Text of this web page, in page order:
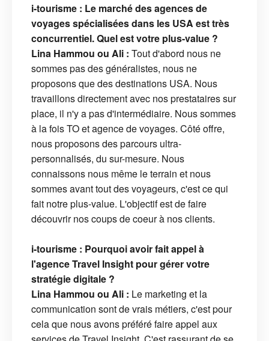
i-tourisme : Le marché des agences de
voyages spécialisées dans les USA est très
concurrentiel. Quel est votre plus-value ?
Lina Hammou ou Ali : Tout d'abord nous ne
sommes pas des généralistes, nous ne
proposons que des destinations USA. Nous
travaillons directement avec nos prestataires sur
place, il n'y a pas d'intermédiaire. Nous sommes
à la fois TO et agence de voyages. Côté offre,
nous proposons des parcours ultra-
personnalisés, du sur-mesure. Nous
connaissons nous même le terrain et nous
sommes avant tout des voyageurs, c'est ce qui
fait notre plus-value. L'objectif est de faire
découvrir nos coups de coeur à nos clients.
i-tourisme : Pourquoi avoir fait appel à
l'agence Travel Insight pour gérer votre
stratégie digitale ?
Lina Hammou ou Ali : Le marketing et la
communication sont de vrais métiers, c'est pour
cela que nous avons préféré faire appel aux